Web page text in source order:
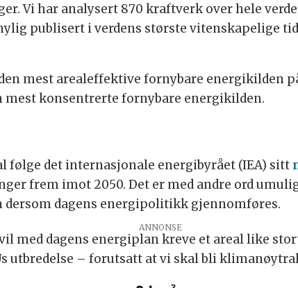
Vi har analysert 870 kraftverk over hele
publisert i verdens største vitenskapelige
mest arealeffektive fornybare energikilden
konsentrerte fornybare energikilden.
følge det internasjonale energibyrået (IEA) sitt
frem imot 2050. Det er med andre ord
dagens energipolitikk gjennomføres.
med dagens energiplan kreve et areal like
utbredelse – forutsatt at vi skal bli